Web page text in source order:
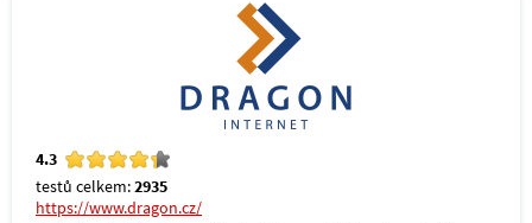
4.3
testů celkem:2935
https://www.dragon.cz/